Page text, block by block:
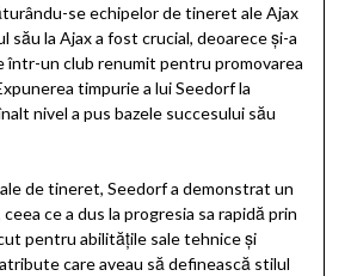
se echipelor de tineret ale Ajax
său la Ajax a fost crucial, deoarece și-a
într-un club renumit pentru promovarea
timpurie a lui Seedorf la
nivel a pus bazele succesului său
de tineret, Seedorf a demonstrat un
ce a dus la progresia sa rapidă prin
pentru abilitățile sale tehnice și
care aveau să definească stilul